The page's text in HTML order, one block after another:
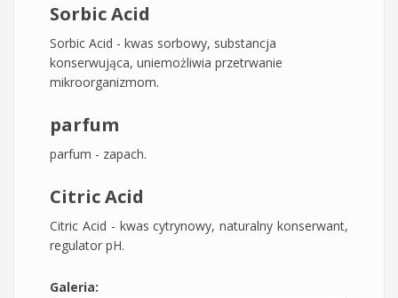
Sorbic Acid
Sorbic Acid - kwas sorbowy, substancja
konserwująca, uniemożliwia przetrwanie
mikroorganizmom.
parfum
parfum - zapach.
Citric Acid
Citric Acid - kwas cytrynowy, naturalny konserwant,
regulator pH.
Galeria: